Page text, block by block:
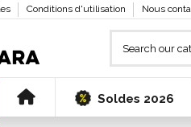
Conditions d'utilisation Nous
Soldes 2026